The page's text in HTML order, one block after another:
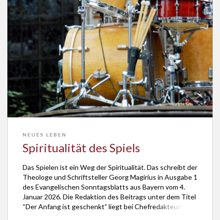
NEUES LEBEN
Spiritualität des Spiels
Das Spielen ist ein Weg der Spiritualität. Das schreibt der
Theologe und Schriftsteller Georg Magirius in Ausgabe 1
des Evangelischen Sonntagsblatts aus Bayern vom 4.
Januar 2026. Die Redaktion des Beitrags unter dem Titel
“Der Anfang ist geschenkt” liegt bei Chefredakteurin